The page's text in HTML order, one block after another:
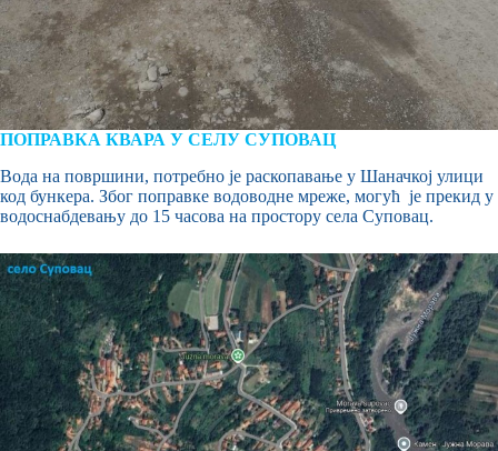
ПОПРАВКА КВАРА У СЕЛУ СУПОВАЦ
Вода на површини, потребно је раскопавање у Шаначкој улици
код бункера. Због поправке водоводне мреже, могућ је прекид у
водоснабдевању до 15 часова на простору села Суповац.